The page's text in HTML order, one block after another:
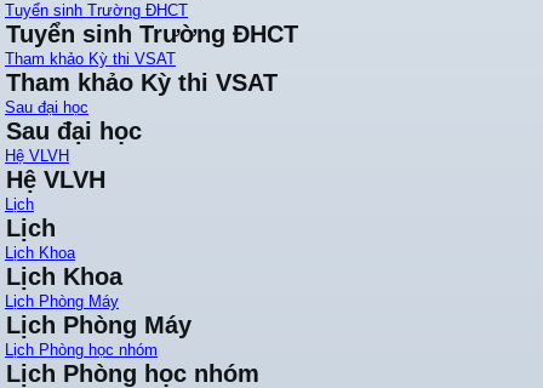
Tuyển sinh Trường ĐHCT
Tuyển sinh Trường ĐHCT
Tham khảo Kỳ thi VSAT
Tham khảo Kỳ thi VSAT
Sau đại học
Sau đại học
Hệ VLVH
Hệ VLVH
Lịch
Lịch
Lịch Khoa
Lịch Khoa
Lịch Phòng Máy
Lịch Phòng Máy
Lịch Phòng học nhóm
Lịch Phòng học nhóm